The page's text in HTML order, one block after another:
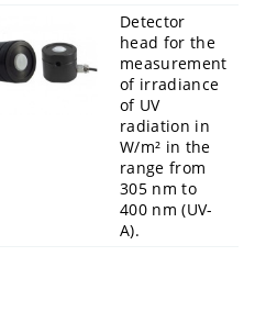
Detector
head for the
measurement
of irradiance
of UV
radiation in
W/m² in the
range from
305 nm to
400 nm (UV-
A).